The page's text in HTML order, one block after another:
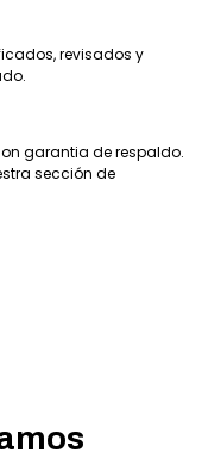
revisados y
garantia de respaldo.
sección de